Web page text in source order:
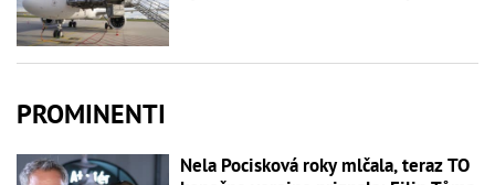
PROMINENTI
Nela Pocisková roky mlčala, teraz TO